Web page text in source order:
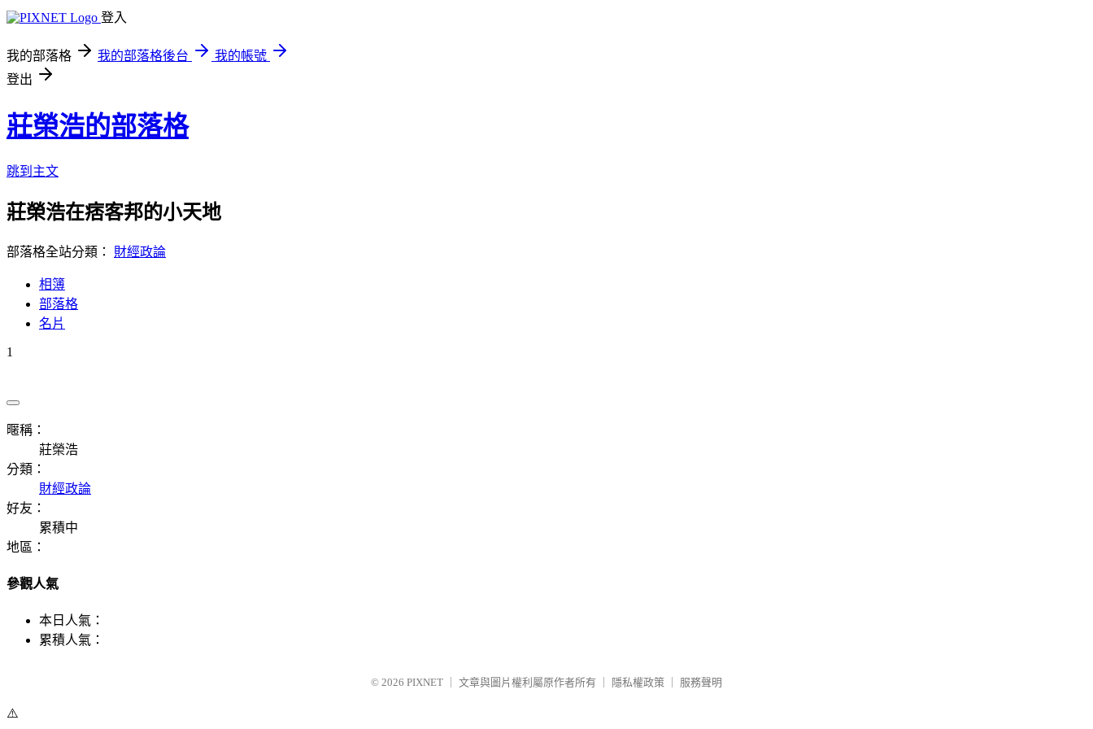
登入
我的部落格 我的部落格後台
我的帳號
登出
莊榮浩的部落格
跳到主文
莊榮浩在痞客邦的小天地
部落格全站分類： 財經政論
相簿
部落格
名片
1
暱稱：
莊榮浩
分類：
財經政論
好友：
累積中
地區：
參觀人氣
本日人氣：
累積人氣：
© 2026 PIXNET 文章與圖片權利屬原作者所有 隱私權政策 服務聲明
⚠️